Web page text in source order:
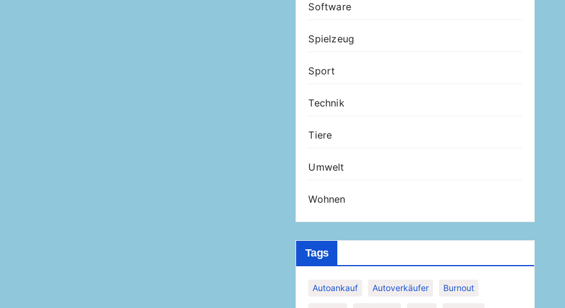
Software
Spielzeug
Sport
Technik
Tiere
Umwelt
Wohnen
Tags
Autoankauf Autoverkäufer Burnout